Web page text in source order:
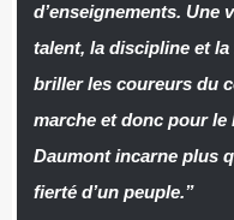
d’enseignements. Une
talent, la discipline et
briller les coureurs du
marche et donc pour le
Daumont incarne plus
fierté d’un peuple.”